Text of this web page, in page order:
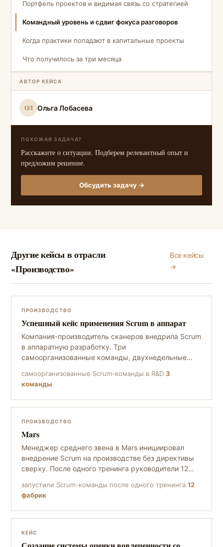
Портфель проектов и видимая связь со стратегией
Командный уровень и сдвиг фокуса разговоров
Когда практики попадают в капитальные проекты
Что получилось за три месяца
АВТОР КЕЙСА
ОЛ Ольга Лобасева
ПОХОЖАЯ ЗАДАЧА?
Расскажите о ситуации. Подберем релевантный опыт и
предложим решение.
Обсудить задачу →
Другие кейсы в отрасли
«Производство»
Все кейсы
→
ПРОИЗВОДСТВО
Успешный кейс применения Scrum в аппарат
Компания-производитель сканеров внедрила Scrum
в аппаратную разработку. Три
самоорганизованные команды, двухнедельные
- полная прозрачность R&D, быстрая реакция на
обратную связь клиентов, предсказуемые сроки
поставки.
самоорганизованные Scrum-команды в R&D3
команды
ПРОИЗВОДСТВО
Mars
Менеджер среднего звена в Mars инициировал
внедрение Scrum на производстве без директивы
сверху. После одного тренинга руководители 12
представили значимые результаты по проектам
улучшений.
запустили Scrum-команды после одного тренинга12
фабрик
КЕЙС